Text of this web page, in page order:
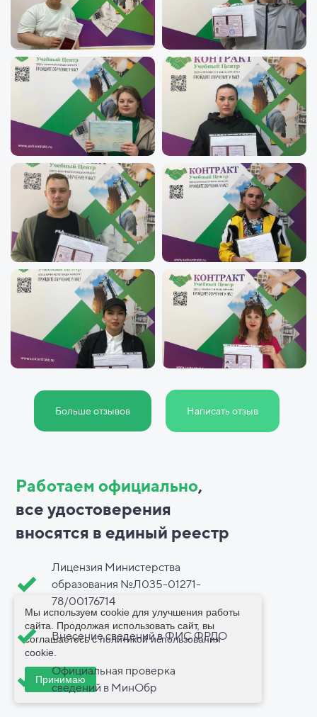
Больше отзывов Написать отзыв
Работаем официально,
все удостоверения
вносятся в единый реестр
Лицензия Министерства
образования №Л035-01271-
78/00176714
Внесение сведений в ФИС ФРДО
Официальная проверка
сведений в МинОбр
Мы используем cookie для улучшения работы
сайта. Продолжая использовать сайт, вы
соглашаетесь сполитикой использования
cookie
Принимаю